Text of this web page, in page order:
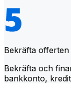
Bekräfta offerten
Bekräfta och
bankkonto,